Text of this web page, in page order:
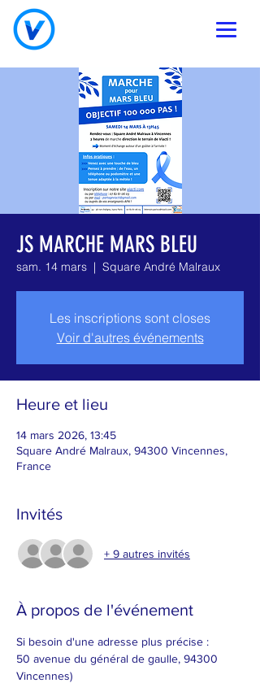
JS MARCHE MARS BLEU
sam. 14 mars
  |
Square André Malraux
Les inscriptions sont closes
Voir d'autres événements
Heure et lieu
14 mars 2026, 13:45
Square André Malraux, 94300 Vincennes,
France
Invités
+ 9 autres invités
À propos de l'événement
Si besoin d'une adresse plus précise :
50 avenue du général de gaulle, 94300
Vincennes)